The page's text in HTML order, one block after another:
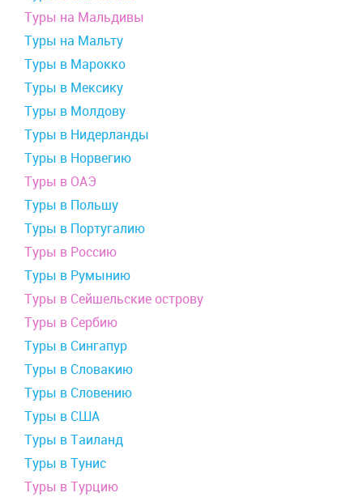
Туры на Мальдивы
Туры на Мальту
Туры в Марокко
Туры в Мексику
Туры в Молдову
Туры в Нидерланды
Туры в Норвегию
Туры в ОАЭ
Туры в Польшу
Туры в Португалию
Туры в Россию
Туры в Румынию
Туры в Сейшельские острову
Туры в Сербию
Туры в Сингапур
Туры в Словакию
Туры в Словению
Туры в США
Туры в Таиланд
Туры в Тунис
Туры в Турцию